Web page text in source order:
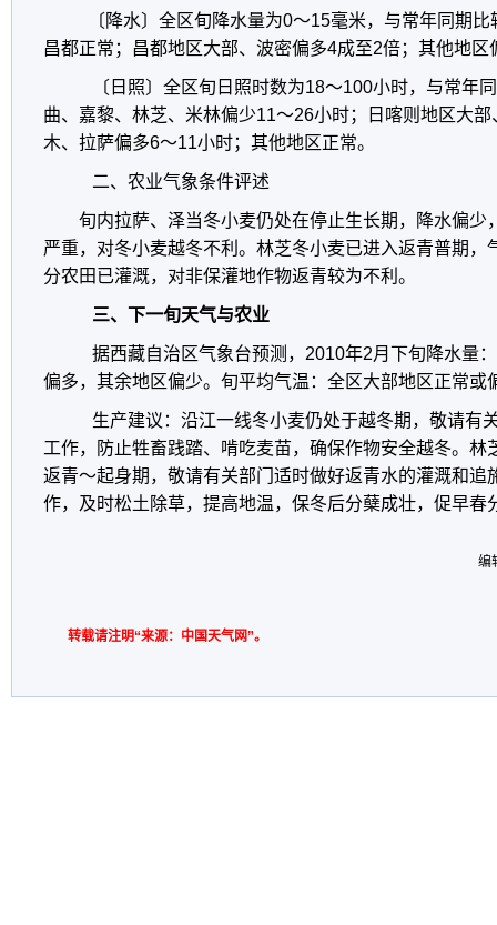
〔降水〕全区旬降水量为0～15毫米，与常年同期
昌都正常；昌都地区大部、波密偏多4成至2倍；其他地区
〔日照〕全区旬日照时数为18～100小时，与常年
曲、嘉黎、林芝、米林偏少11～26小时；日喀则地区大
木、拉萨偏多6～11小时；其他地区正常。
二、农业气象条件评述
旬内拉萨、泽当冬小麦仍处在停止生长期，降水偏少
严重，对冬小麦越冬不利。林芝冬小麦已进入返青普期，
分农田已灌溉，对非保灌地作物返青较为不利。
三、下一旬天气与农业
据西藏自治区气象台预测，2010年2月下旬降水量
偏多，其余地区偏少。旬平均气温：全区大部地区正常或
生产建议：沿江一线冬小麦仍处于越冬期，敬请有
工作，防止牲畜践踏、啃吃麦苗，确保作物安全越冬。林
返青～起身期，敬请有关部门适时做好返青水的灌溉和追
作，及时松土除草，提高地温，保冬后分蘖成壮，促早春
编
转载请注明“来源：中国天气网”。